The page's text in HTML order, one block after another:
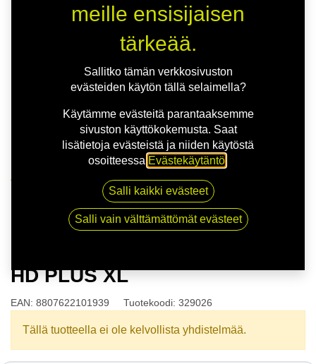
165/70R14 85T NEXEN N'BLUE HD PLUS XL
HD PLUS XL
EAN: 8807622101939 Tuotekoodi: 329026
Tällä tuotteella ei ole kelvollista yhdistelmää.
meille ensisijaisen
tärkeää.
Sallitko tämän verkkosivuston
evästeiden käytön tällä selaimella?
Käytämme evästeitä parantaaksemme
sivuston käyttökokemusta. Saat
lisätietoja evästeistä ja niiden käytöstä
osoitteessa Evästekäytäntö
Salli kaikki evästeet
Salli vain välttämättömät evästeet